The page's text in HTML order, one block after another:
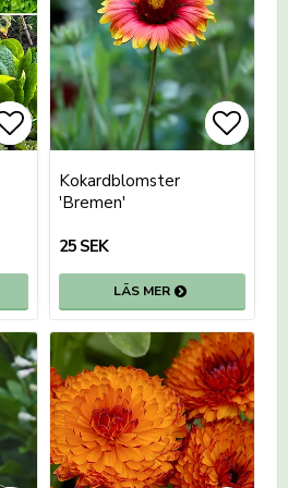
Lägg till i favoritlistan
Lägg till i favoritlistan
Kokardblomster
'Bremen'
25 SEK
LÄS MER